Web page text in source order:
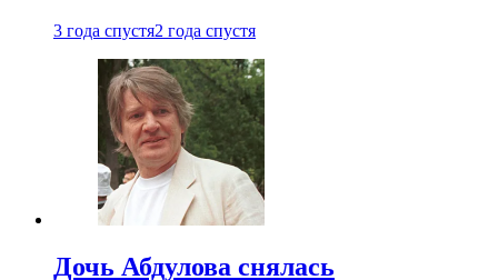
3 года спустя2 года спустя
Дочь Абдулова снялась